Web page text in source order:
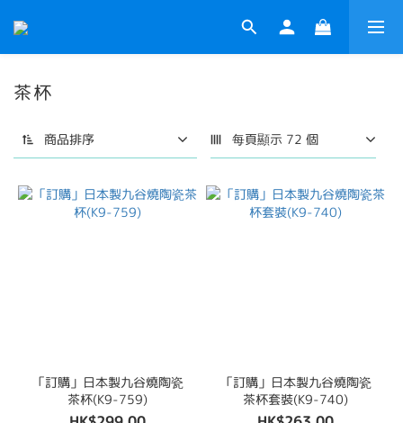
茶杯
商品排序 每頁顯示 72 個
「訂購」日本製九谷燒陶瓷
茶杯(K9-759)
「訂購」日本製九谷燒陶瓷
茶杯套裝(K9-740)